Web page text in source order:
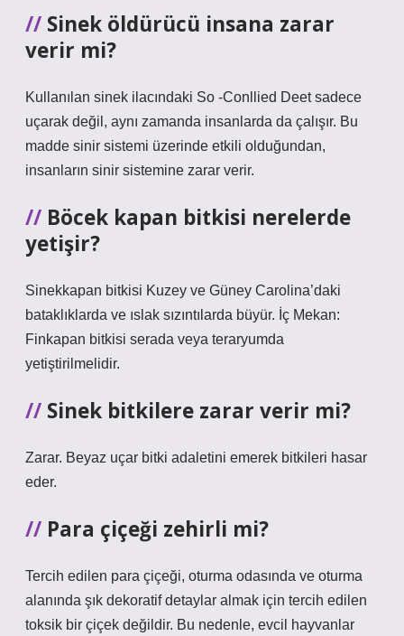
Sinek öldürücü insana zarar
verir mi?
Kullanılan sinek ilacındaki So -Conllied Deet sadece
uçarak değil, aynı zamanda insanlarda da çalışır. Bu
madde sinir sistemi üzerinde etkili olduğundan,
insanların sinir sistemine zarar verir.
Böcek kapan bitkisi nerelerde
yetişir?
Sinekkapan bitkisi Kuzey ve Güney Carolina’daki
bataklıklarda ve ıslak sızıntılarda büyür. İç Mekan:
Finkapan bitkisi serada veya teraryumda
yetiştirilmelidir.
Sinek bitkilere zarar verir mi?
Zarar. Beyaz uçar bitki adaletini emerek bitkileri hasar
eder.
Para çiçeği zehirli mi?
Tercih edilen para çiçeği, oturma odasında ve oturma
alanında şık dekoratif detaylar almak için tercih edilen
toksik bir çiçek değildir. Bu nedenle, evcil hayvanlar